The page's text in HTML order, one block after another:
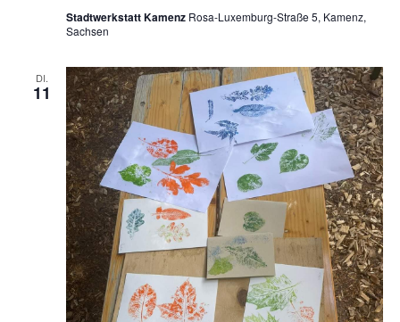
Stadtwerkstatt Kamenz Rosa-Luxemburg-Straße 5, Kamenz,
Sachsen
DI.
11